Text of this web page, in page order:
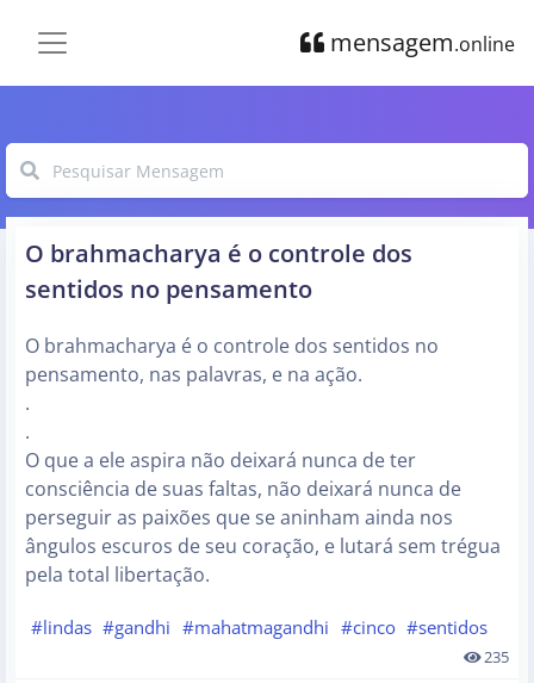
mensagem.online
O brahmacharya é o controle dos
sentidos no pensamento
O brahmacharya é o controle dos sentidos no
pensamento, nas palavras, e na ação.
.
.
O que a ele aspira não deixará nunca de ter
consciência de suas faltas, não deixará nunca de
perseguir as paixões que se aninham ainda nos
ângulos escuros de seu coração, e lutará sem trégua
pela total libertação.
#lindas #gandhi #mahatmagandhi #cinco #sentidos
235